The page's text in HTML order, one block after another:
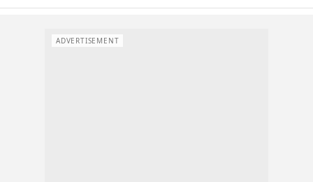
ADVERTISEMENT